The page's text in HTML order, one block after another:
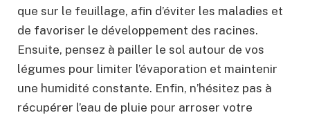
que sur le feuillage, afin d’éviter les maladies et
de favoriser le développement des racines.
Ensuite, pensez à pailler le sol autour de vos
légumes pour limiter l’évaporation et maintenir
une humidité constante. Enfin, n’hésitez pas à
récupérer l’eau de pluie pour arroser votre